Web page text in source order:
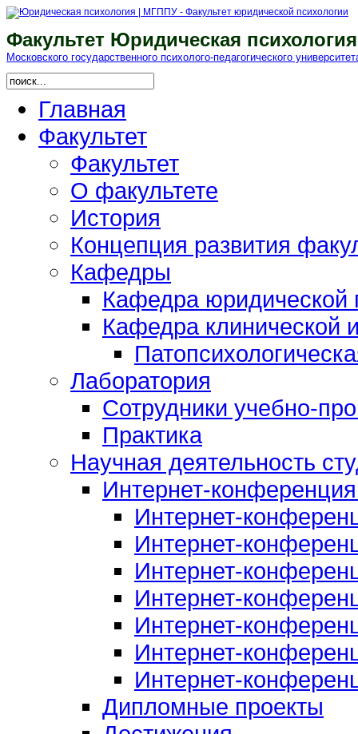
Факультет Юридическая психология
Московского гоcударственного психолого-педагогического
Главная
Факультет
Факультет
О факультете
История
Концепция развития
Кафедры
Кафедра юридической
Кафедра клинической
Лаборатория
Сотрудники учебно-
Практика
Научная деятельность
Интернет-
Интернет-
Интернет-
Интернет-
Интернет-
Интернет-
Интернет-
Интернет-
Дипломные проекты